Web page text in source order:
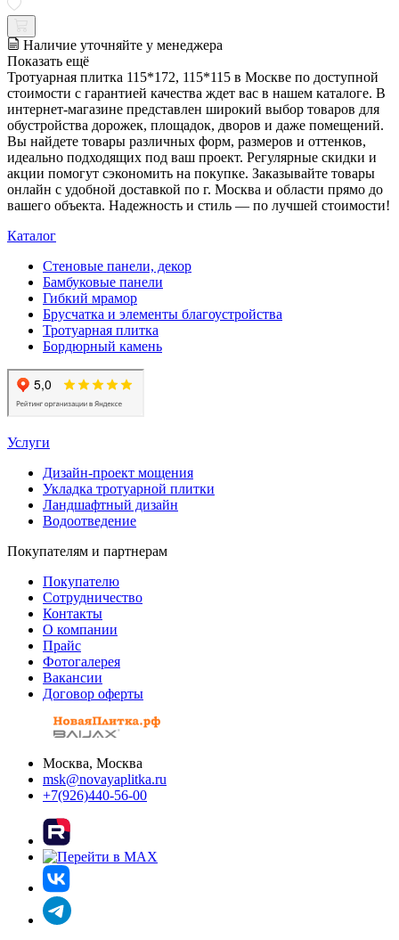
Наличие уточняйте у менеджера
Показать ещё
Тротуарная плитка 115*172, 115*115 в Москве по доступной
стоимости с гарантией качества ждет вас в нашем каталоге. В
интернет-магазине представлен широкий выбор товаров для
обустройства дорожек, площадок, дворов и даже помещений.
Вы найдете товары различных форм, размеров и оттенков,
идеально подходящих под ваш проект. Регулярные скидки и
акции помогут сэкономить на покупке. Заказывайте товары
онлайн с удобной доставкой по г. Москва и области прямо до
вашего объекта. Надежность и стиль — по лучшей стоимости!
Каталог
Стеновые панели, декор
Бамбуковые панели
Гибкий мрамор
Брусчатка и элементы благоустройства
Тротуарная плитка
Бордюрный камень
Услуги
Дизайн-проект мощения
Укладка тротуарной плитки
Ландшафтный дизайн
Водоотведение
Покупателям и партнерам
Покупателю
Сотрудничество
Контакты
О компании
Прайс
Фотогалерея
Вакансии
Договор оферты
Москва, Москва
msk@novayaplitka.ru
+7(926)440-56-00